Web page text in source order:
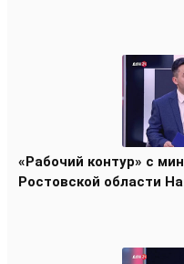
«Рабочий контур» с
Ростовской области